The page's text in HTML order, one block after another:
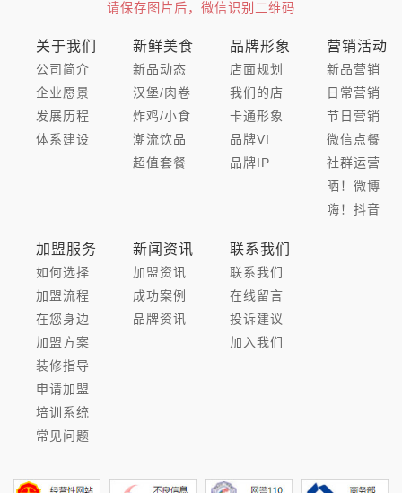
请保存图片后，微信识别二维码
关于我们
公司简介
企业愿景
发展历程
体系建设
新鲜美食
新品动态
汉堡/肉卷
炸鸡/小食
潮流饮品
超值套餐
品牌形象
店面规划
我们的店
卡通形象
品牌VI
品牌IP
营销活动
新品营销
日常营销
节日营销
微信点餐
社群运营
晒！微博
嗨！抖音
加盟服务
如何选择
加盟流程
在您身边
加盟方案
装修指导
申请加盟
培训系统
常见问题
新闻资讯
加盟资讯
成功案例
品牌资讯
联系我们
联系我们
在线留言
投诉建议
加入我们